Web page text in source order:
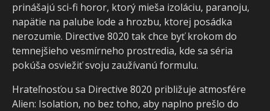
prinášajú sci-fi horor, ktorý mieša izoláciu, paranoju,
napätie na palube lode a hrozbu, ktorej posádka
nerozumie. Directive 8020 tak chce byť krokom do
temnejšieho vesmírneho prostredia, kde sa séria
pokúša osviežiť svoju zaužívanú formulu.
Hrateľnosťou sa Directive 8020 približuje atmosfére
Alien: Isolation, no bez toho, aby naplno prešlo do